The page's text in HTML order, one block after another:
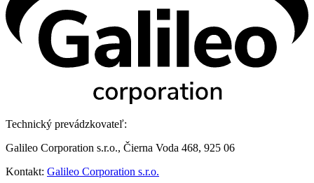
Technický prevádzkovateľ:
Galileo Corporation s.r.o., Čierna Voda 468, 925 06
Kontakt: Galileo Corporation s.r.o.